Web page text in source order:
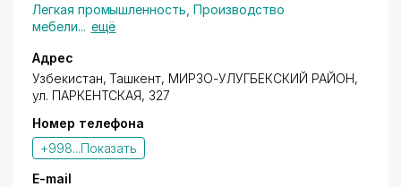
Легкая промышленность Производство
мебели... ещё
Адрес
Узбекистан,Ташкент, МИРЗО-УЛУГБЕКСКИЙ РАЙОН,
ул. ПАРКЕНТСКАЯ, 327
Номер телефона
+998...Показать
E-mail